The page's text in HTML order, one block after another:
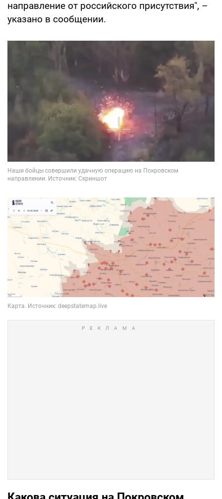
направление от российского присутствия", –
указано в сообщении.